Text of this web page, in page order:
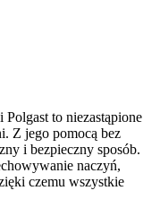
Polgast to niezastąpione
Z jego pomocą bez
i bezpieczny sposób.
naczyń,
czemu wszystkie